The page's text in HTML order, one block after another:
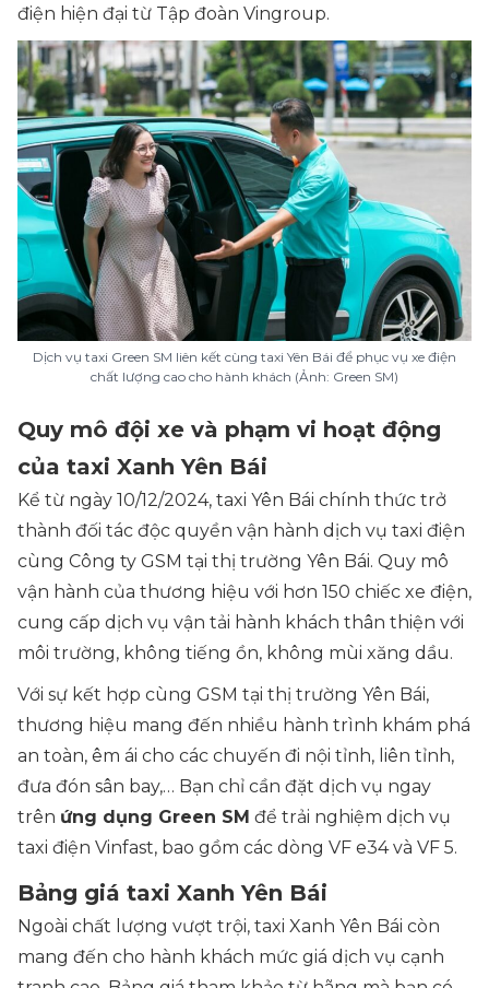
điện hiện đại từ Tập đoàn Vingroup.
Dịch vụ taxi Green SM liên kết cùng taxi Yên Bái để phục vụ xe điện
chất lượng cao cho hành khách (Ảnh: Green SM)
Quy mô đội xe và phạm vi hoạt động
của taxi Xanh Yên Bái
Kể từ ngày 10/12/2024, taxi Yên Bái chính thức trở
thành đối tác độc quyền vận hành dịch vụ taxi điện
cùng Công ty GSM tại thị trường Yên Bái. Quy mô
vận hành của thương hiệu với hơn 150 chiếc xe điện,
cung cấp dịch vụ vận tải hành khách thân thiện với
môi trường, không tiếng ồn, không mùi xăng dầu.
Với sự kết hợp cùng GSM tại thị trường Yên Bái,
thương hiệu mang đến nhiều hành trình khám phá
an toàn, êm ái cho các chuyến đi nội tỉnh, liên tỉnh,
đưa đón sân bay,… Bạn chỉ cần đặt dịch vụ ngay
trên ứng dụng Green SM để trải nghiệm dịch vụ
taxi điện Vinfast, bao gồm các dòng VF e34 và VF 5.
Bảng giá taxi Xanh Yên Bái
Ngoài chất lượng vượt trội, taxi Xanh Yên Bái còn
mang đến cho hành khách mức giá dịch vụ cạnh